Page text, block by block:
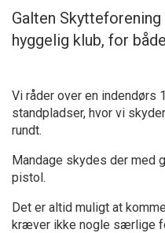
Galten
hyggelig klub, for
Vi råder over en indendørs
standpladser, hvor vi
rundt.
Mandage skydes der med
pistol.
Det er altid muligt at
kræver ikke nogle særlige